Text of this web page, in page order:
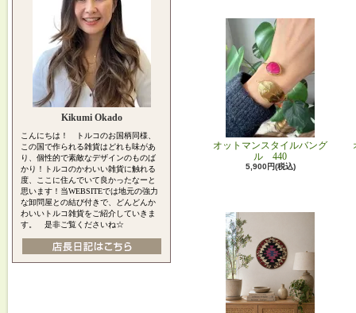
Kikumi Okado
こんにちは！ トルコのお国柄同様、
この国で作られる雑貨はどれも味があ
り、個性的で素敵なデザインのものば
かり！トルコのかわいい雑貨に触れる
度、ここに住んでいて良かったなーと
思います！当WEBSITEでは地元の強力
な卸問屋との結び付きで、どんどんか
わいいトルコ雑貨をご紹介していきま
す。 是非ご覧くださいね☆
オットマンスタイルバング
ル 440
5,900円(税込)